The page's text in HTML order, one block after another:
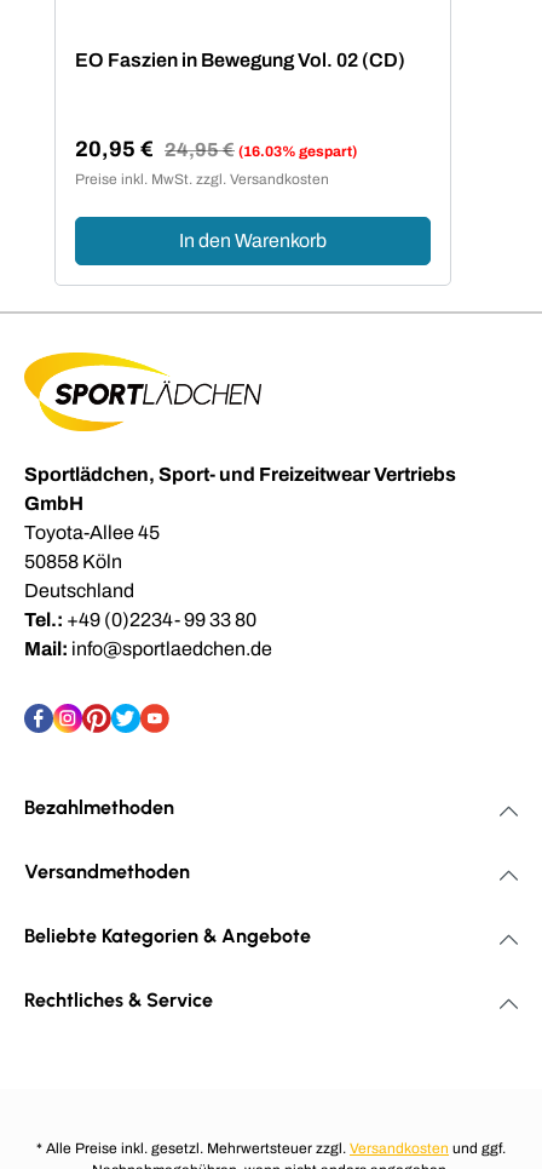
EO Faszien in Bewegung Vol. 02 (CD)
Verkaufspreis:
20,95 € Regulärer Preis:
24,95 € (16.03% gespart)
Preise inkl. MwSt. zzgl. Versandkosten
In den Warenkorb
Sportlädchen, Sport- und Freizeitwear Vertriebs
GmbH
Toyota-Allee 45
50858 Köln
Deutschland
Tel.: +49 (0)2234- 99 33 80
Mail: info@sportlaedchen.de
Bezahlmethoden
Versandmethoden
Beliebte Kategorien & Angebote
Rechtliches & Service
* Alle Preise inkl. gesetzl. Mehrwertsteuer zzgl. Versandkosten und ggf.